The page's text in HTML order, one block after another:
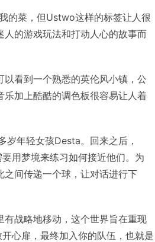
的菜，但Ustwo这样的标签让人很
的游戏玩法和打动人心的故事而
看到一个熟悉的英伦风小镇，公
加上酷酷的调色板很容易让人着
岁年轻女孩Desta。回来之后，
用梦境来练习如何接近他们。为
间传递一个球，让对话进行下
战略地移动，这个世界旨在重现
心扉，最终加入你的队伍，也就是